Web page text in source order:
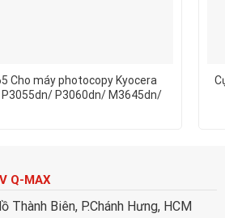
Cho máy photocopy Kyocera
P3060dn/ M3645dn/
Q-MAX
Thành Biên, P.Chánh Hưng, HCM